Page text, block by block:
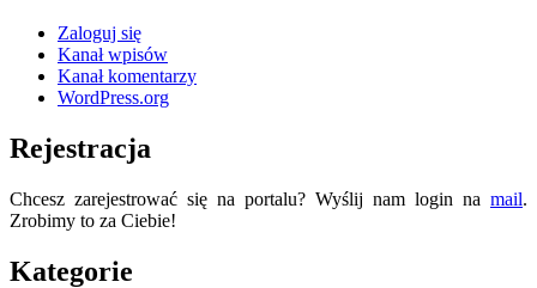
Zaloguj się
Kanał wpisów
Kanał komentarzy
WordPress.org
Rejestracja
Chcesz zarejestrować się na portalu? Wyślij nam login na mail.
Zrobimy to za Ciebie!
Kategorie